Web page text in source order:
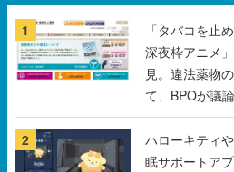
1
「タバコを止
深夜枠アニメ
見。違法薬物
て、BPOが議
2
ハローキティ
眠サポートア